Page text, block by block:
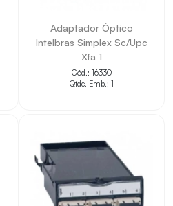
Adaptador Óptico
Intelbras Simplex Sc/Upc
Xfa 1
Cód.: 16330
Qtde. Emb.: 1